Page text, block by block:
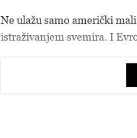
Ne ulažu samo američki
istraživanjem svemira. I